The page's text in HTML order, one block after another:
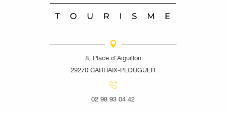
8, Place d'Aiguillon
29270 CARHAIX-PLOUGUER
02 98 93 04 42